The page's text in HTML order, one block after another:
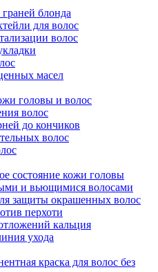
блонда
для волос
волос
масел
головы и волос
волос
до кончиков
волос
состояние кожи головы
и вьющимися волосами
защиты окрашенных волос
перхоти
кальция
ухода
краска для волос без